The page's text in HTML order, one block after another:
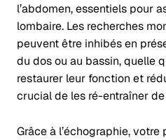
l’abdomen, essentiels pour
lombaire. Les recherches
peuvent être inhibés en
du dos ou au bassin, quelle
restaurer leur fonction et
crucial de les ré-entraîner
Grâce à l’échographie,